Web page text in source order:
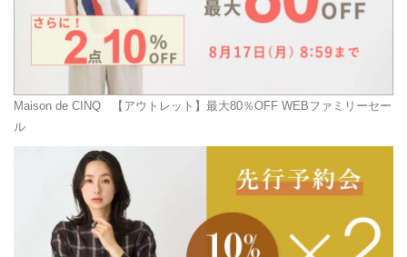
Maison de CINQ 【アウトレット】最大80％OFF WEBファミリーセー
ル